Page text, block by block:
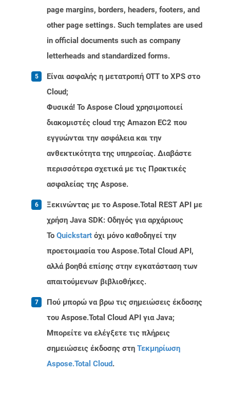
page margins, borders, headers, footers, and
other page settings. Such templates are used
in official documents such as company
letterheads and standardized forms.
Είναι ασφαλής η μετατροπή OTT to XPS στο
Cloud;
Φυσικά! Το Aspose Cloud χρησιμοποιεί
διακομιστές cloud της Amazon EC2 που
εγγυώνται την ασφάλεια και την
ανθεκτικότητα της υπηρεσίας. Διαβάστε
περισσότερα σχετικά με τις Πρακτικές
ασφαλείας της Aspose.
Ξεκινώντας με το Aspose.Total REST API με
χρήση Java SDK: Οδηγός για αρχάριους
Το Quickstart όχι μόνο καθοδηγεί την
προετοιμασία του Aspose.Total Cloud API,
αλλά βοηθά επίσης στην εγκατάσταση των
απαιτούμενων βιβλιοθήκες.
Πού μπορώ να βρω τις σημειώσεις έκδοσης
του Aspose.Total Cloud API για Java;
Μπορείτε να ελέγξετε τις πλήρεις
σημειώσεις έκδοσης στη Τεκμηρίωση
Aspose.Total Cloud.